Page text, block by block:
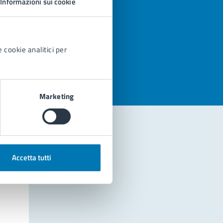
cookie analitici per
Marketing
Accetta tutti